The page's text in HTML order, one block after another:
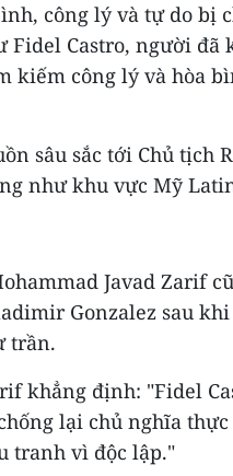
công lý và tự do bị
Castro, người đã
kiếm công lý và hòa
sâu sắc tới Chủ tịch
như khu vực Mỹ
Javad Zarif
Gonzalez sau
trần.
khẳng định: "Fidel
lại chủ nghĩa
tranh vì độc lập."